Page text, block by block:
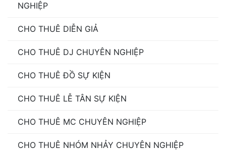
NGHIỆP
CHO THUÊ DIỄN GIẢ
CHO THUÊ DJ CHUYÊN NGHIỆP
CHO THUÊ ĐỒ SỰ KIỆN
CHO THUÊ LỄ TÂN SỰ KIỆN
CHO THUÊ MC CHUYÊN NGHIỆP
CHO THUÊ NHÓM NHẢY CHUYÊN NGHIỆP